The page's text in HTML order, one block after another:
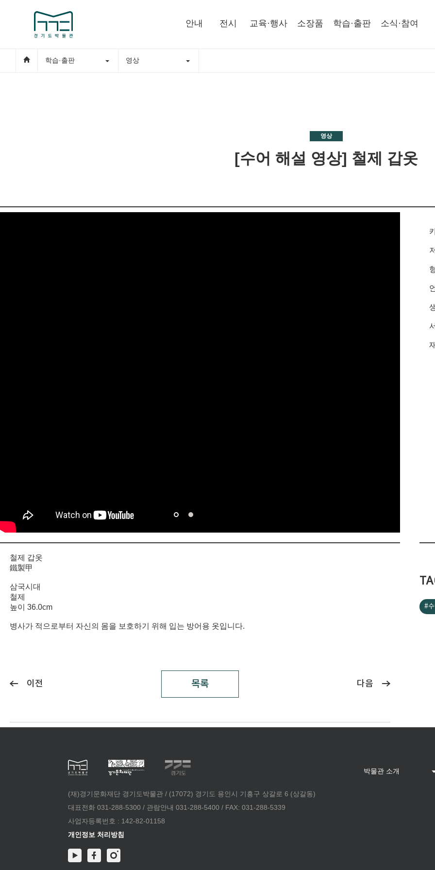
안내 전시 교육·행사 소장품 학습·출판 소식·참여
학습·출판 영상
영상
[수어 해설 영상] 철제 갑옷
철제 갑옷
鐵製甲
삼국시대
철제
높이 36.0cm
병사가 적으로부터 자신의 몸을 보호하기 위해 입는 방어용 옷입니다.
#
이전 목록 다음
(재)경기문화재단 경기도박물관 / (17072) 경기도 용인시 기흥구 상갈로 6 (상갈동)
대표전화 031-288-5300 / 관람안내 031-288-5400 / FAX: 031-288-5339
사업자등록번호 : 142-82-01158
개인정보 처리방침